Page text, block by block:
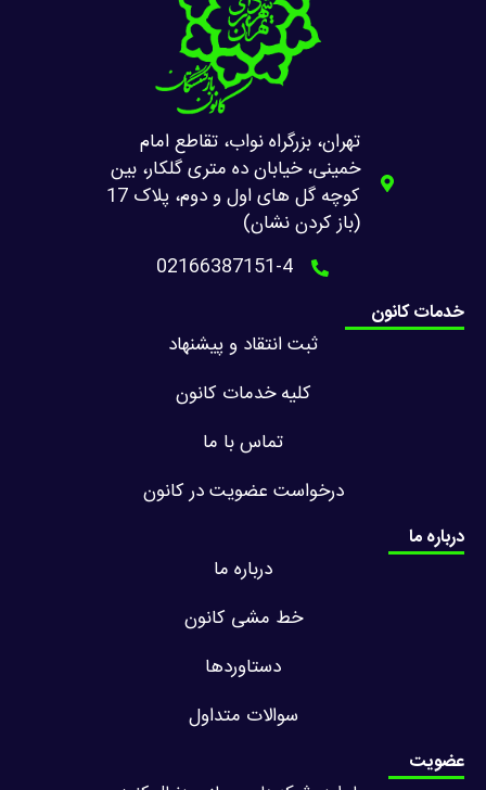
تهران، بزرگراه نواب، تقاطع امام
خمینی، خیابان ده متری گلکار، بین
کوچه گل های اول و دوم، پلاک 17
(باز کردن نشان)
02166387151-4
خدمات کانون
ثبت انتقاد و پیشنهاد
کلیه خدمات کانون
تماس با ما
درخواست عضویت در کانون
درباره ما
درباره ما
خط مشی کانون
دستاوردها
سوالات متداول
عضویت